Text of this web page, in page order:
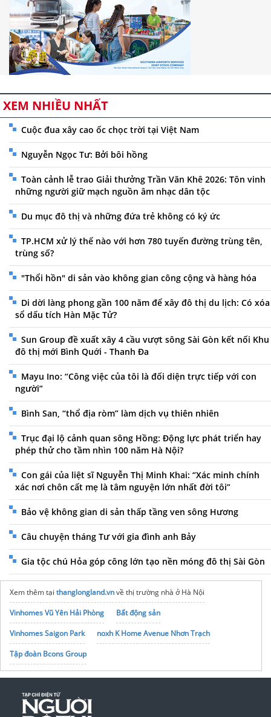
XEM NHIỀU NHẤT
Cuộc đua xây cao ốc chọc trời tại Việt Nam
Nguyễn Ngọc Tư: Bởi bôi hồng
Toàn cảnh lễ trao Giải thưởng Trần Văn Khê 2026: Tôn vinh
những người giữ mạch nguồn âm nhạc dân tộc
Du mục đô thị và những đứa trẻ không có ký ức
TP.HCM xử lý thế nào với hơn 780 tuyến đường trùng tên,
trùng số?
"Thổi hồn" di sản vào không gian công cộng và hàng hóa
Di dời làng phong gần 100 năm để xây đô thị du lịch: Có xóa
sổ dấu tích Hàn Mặc Tử?
Sun Group đề xuất xây 4 cầu vượt sông Sài Gòn kết nối Khu
đô thị mới Bình Quới - Thanh Đa
Mayu Ino: “Công việc của tôi là đối diện trực tiếp với con
người”
Bình San, “thổ địa ròm” làm dịch vụ thiên nhiên
Trục đại lộ cảnh quan sông Hồng: Động lực phát triển hay
phép thử cho tầm nhìn 100 năm Hà Nội?
Con gái của liệt sĩ Nguyễn Thị Minh Khai: “Xác minh chính
xác nơi chôn cất mẹ là tâm nguyện lớn nhất đời tôi”
Bảo vệ không gian di sản thấp tầng ven sông Hương
Câu chuyện tháng Tư với gia đình anh Bảy
Gia tộc chú Hỏa góp công lớn tạo nền móng đô thị Sài Gòn
Xem thêm tại thanglongland.vnvề thị trường nhà ở Hà Nội
Vinhomes Vũ Yên Hải Phòng
Bất động sản
Vinhomes Saigon Park
noxh K Home Avenue Nhơn Trạch
Tập đoàn Bcons Group